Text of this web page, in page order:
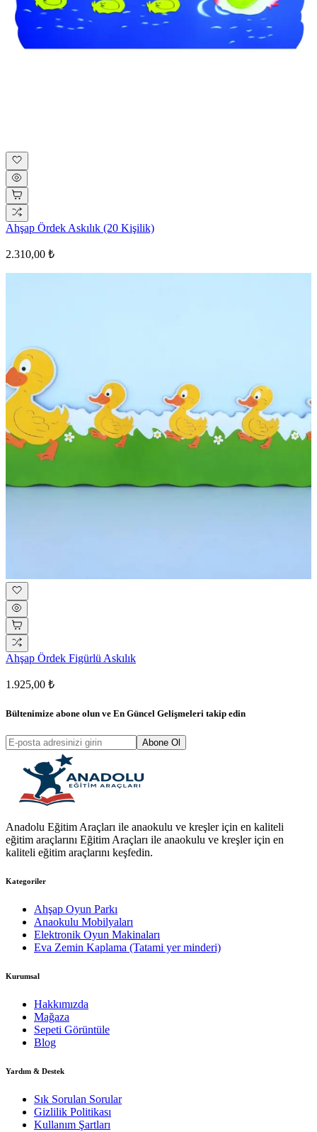
Ahşap Ördek Askılık (20 Kişilik)
2.310,00 ₺
Ahşap Ördek Figürlü Askılık
1.925,00 ₺
Bültenimize abone olun ve En Güncel Gelişmeleri takip edin
Abone Ol
Anadolu Eğitim Araçları ile anaokulu ve kreşler için en kaliteli
eğitim araçlarını Eğitim Araçları ile anaokulu ve kreşler için en
kaliteli eğitim araçlarını keşfedin.
Kategoriler
Ahşap Oyun Parkı
Anaokulu Mobilyaları
Elektronik Oyun Makinaları
Eva Zemin Kaplama (Tatami yer minderi)
Kurumsal
Hakkımızda
Mağaza
Sepeti Görüntüle
Blog
Yardım & Destek
Sık Sorulan Sorular
Gizlilik Politikası
Kullanım Şartları